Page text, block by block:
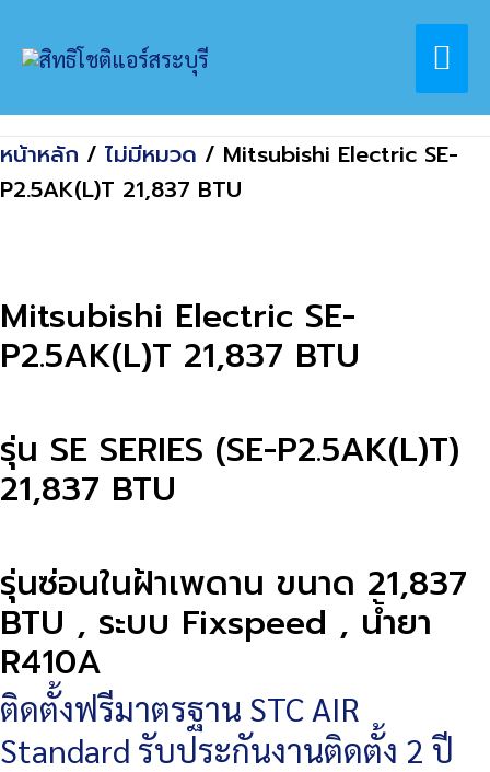
Home
สินค้า
Mitsubishi Electric SE-P2.5AK(L)T 21,837
หน้าหลัก / ไม่มีหมวด / Mitsubishi Electric SE-
P2.5AK(L)T 21,837 BTU
Mitsubishi Electric SE-
P2.5AK(L)T 21,837 BTU
รุ่น SE SERIES (SE-P2.5AK(L)T)
21,837 BTU
รุ่นซ่อนในฝ้าเพดาน ขนาด 21,837
BTU , ระบบ Fixspeed , น้ำยา
R410A
ติดตั้งฟรีมาตรฐาน STC AIR
Standard รับประกันงานติดตั้ง 2 ปี